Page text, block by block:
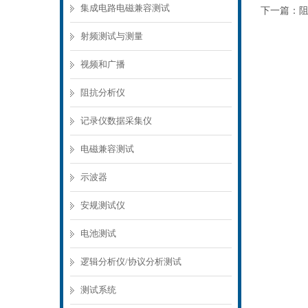
集成电路电磁兼容测试
射频测试与测量
视频和广播
阻抗分析仪
记录仪数据采集仪
电磁兼容测试
示波器
安规测试仪
电池测试
逻辑分析仪/协议分析测试
测试系统
下一篇：